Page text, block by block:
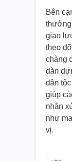
Bên
thưởng
giao
theo
chàng
dàn
dân
giúp
nhân
như
vị.